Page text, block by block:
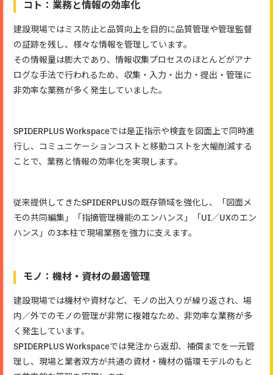
コト：業務と情報の効率化
建設現場ではミス防止と品質向上を目的に品質管理や管理監督
の証跡を残し、様々な情報を管理しています。
その情報量は膨大であり、情報収集プロセスのほとんどがアナ
ログな手法で行われるため、収集・入力・出力・提出・管理に
非効率な業務が多く発生していました。
SPIDERPLUS Workspaceでは是正指示や検査を図面上で同時進
行し、コミュニケーションコストと移動コストを大幅削減する
ことで、業務と情報の効率化を実現します。
従来提供してきたSPIDERPLUSの既存領域を強化し、「図面メ
モの共同編集」「指摘管理機能のエンハンス」「UI／UXのエン
ハンス」の3本柱で現場業務を強力に支えます。
モノ：機材・資材の最適管理
建設現場では機材や資材など、モノの出入りが繰り返され、場
内／外でのモノの管理が非常に複雑なため、非効率な業務が多
く発生しています。
SPIDERPLUS Workspaceでは発注から返却、補償までを一元管
理し、現場と業者双方が共通の資材・機材の循環モデルのもと